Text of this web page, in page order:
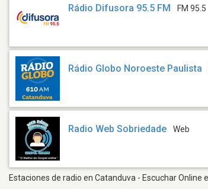
Rádio Difusora 95.5 FM FM 95.5
Rádio Globo Noroeste Paulista
Radio Web Sobriedade Web
Estaciones de radio en Catanduva - Escuchar